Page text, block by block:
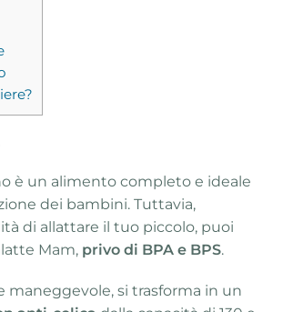
è un alimento completo e ideale
dei bambini. Tuttavia,
di allattare il tuo piccolo, puoi
Mam, privo di BPA e BPS.
maneggevole, si trasforma in un